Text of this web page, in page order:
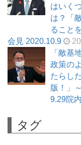
はいく
は？「
ること
会見 2020.10.9
「敵基
政策の
たらし
版！」
9.29院
タグ